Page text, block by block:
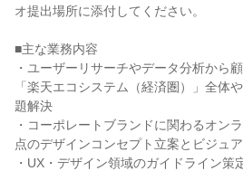
オ提出場所に添付してください。
■主な業務内容
・ユーザーリサーチやデータ分析から
「楽天エコシステム（経済圏）」全体
題解決
・コーポレートブランドに関わるオン
点のデザインコンセプト立案とビジュ
・UX・デザイン領域のガイドライン策